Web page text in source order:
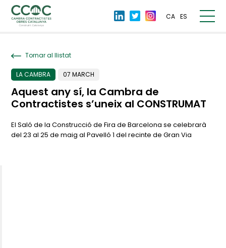
CA ES
Tornar al llistat
LA CAMBRA 07 MARCH
Aquest any sí, la Cambra de
Contractistes s’uneix al CONSTRUMAT
El Saló de la Construcció de Fira de Barcelona se celebrarà
del 23 al 25 de maig al Pavelló 1 del recinte de Gran Via